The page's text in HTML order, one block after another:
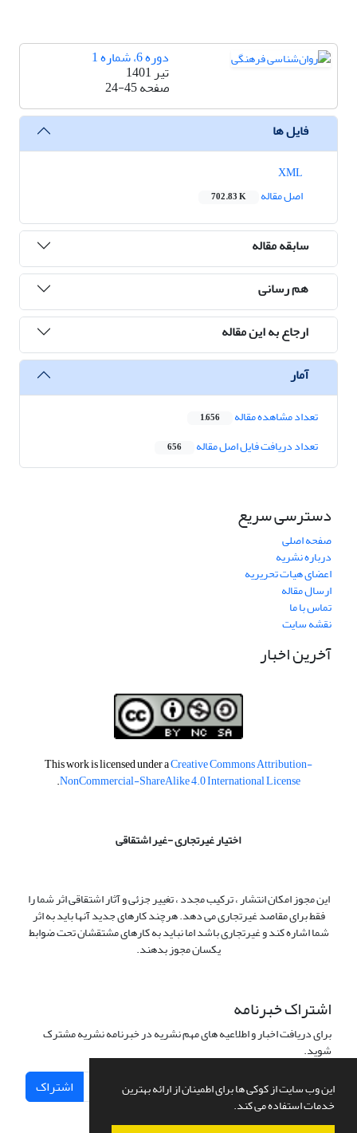
این وب سایت از کوکی ها برای اطمینان از ارائه بهترین
خدمات استفاده می کند.
دوره 6، شماره 1
تیر 1401
صفحه24-45
فایل ها
اصل مقاله
702.83 K
سابقه مقاله
هم رسانی
ارجاع به این مقاله
آمار
تعداد مشاهده مقاله 1,656
تعداد دریافت فایل اصل مقاله 656
دسترسی سریع
صفحه اصلی
درباره نشریه
اعضای هیات تحریریه
ارسال مقاله
تماس با ما
نقشه سایت
آخرین اخبار
This work is licensed under aCreative Commons Attribution-
NonCommercial-ShareAlike 4.0 International License
.
اختیار غیرتجاری -غیر اشتقاقی
این مجوز امکان انتشار ، ترکیب مجدد ، تغییر جزئی و آثار اشتقاقی اثر شما را
فقط برای مقاصد غیرتجاری می دهد. هرچند کارهای جدید آنها باید به اثر
شما اشاره کند و غیرتجاری باشد اما نباید به کارهای مشتقشان تحت ضوابط
یکسان مجوز بدهند.
اشتراک خبرنامه
برای دریافت اخبار و اطلاعیه های مهم نشریه در خبرنامه نشریه مشترک
شوید.
اشتراک